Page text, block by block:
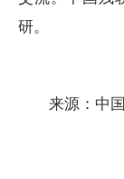
研。
来源：中国